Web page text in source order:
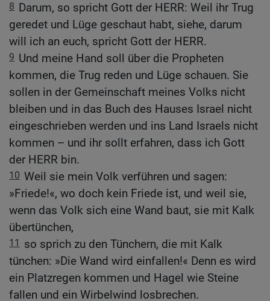
8 Darum, so spricht Gott der HERR: Weil ihr Trug
geredet und Lüge geschaut habt, siehe, darum
will ich an euch, spricht Gott der HERR.
9 Und meine Hand soll über die Propheten
kommen, die Trug reden und Lüge schauen. Sie
sollen in der Gemeinschaft meines Volks nicht
bleiben und in das Buch des Hauses Israel nicht
eingeschrieben werden und ins Land Israels nicht
kommen – und ihr sollt erfahren, dass ich Gott
der HERR bin.
10 Weil sie mein Volk verführen und sagen:
»Friede!«, wo doch kein Friede ist, und weil sie,
wenn das Volk sich eine Wand baut, sie mit Kalk
übertünchen,
11
so sprich zu den Tünchern, die mit Kalk
tünchen: »Die Wand wird einfallen!« Denn es wird
ein Platzregen kommen und Hagel wie Steine
fallen und ein Wirbelwind losbrechen.